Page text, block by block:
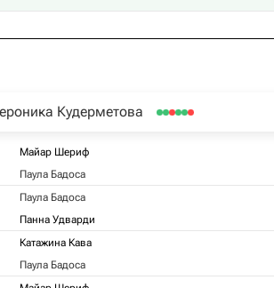
Кудерметова
Майар Шериф
Паула Бадоса
Паула Бадоса
Панна Удварди
Катажина Кава
Паула Бадоса